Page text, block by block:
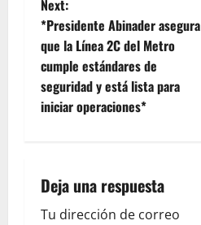
a
v
i
a
t
Next:
*Presidente Abinader asegura
que la Línea 2C del Metro
cumple estándares de
seguridad y está lista para
iniciar operaciones*
Deja una respuesta
Tu dirección de correo